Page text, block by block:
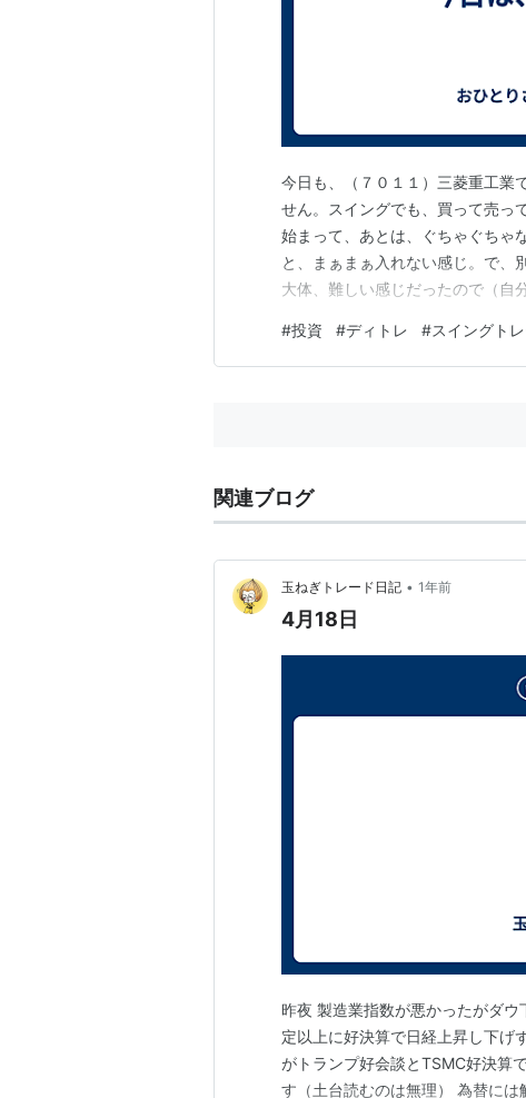
今日も、（７０１１）三菱重工業
せん。スイングでも、買って売っ
始まって、あとは、ぐちゃぐちゃ
と、まぁまぁ入れない感じ。で、
大体、難しい感じだったので（自
果、ディトレは、＋２，９００円
４）京都フィナンシャルGは、想
#投資 #ディトレ #スイングト
関連ブログ
玉ねぎトレード日記 • 1年前
4月18日
昨夜 製造業指数が悪かったがダ
定以上に好決算で日経上昇し下げ
がトランプ好会談とTSMC好決算
す（土台読むのは無理） 為替に